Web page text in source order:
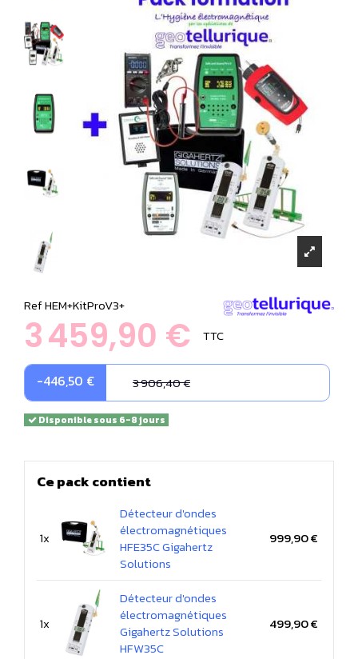
RefHEM+KitProV3+
3 459,90 € TTC
-446,50 € 3 906,40 €
Disponible sous 6-8 jours
Ce pack contient
1x
Détecteur d'ondes
électromagnétiques
HFE35C Gigahertz
Solutions
999,90 €
1x
Détecteur d'ondes
électromagnétiques
Gigahertz Solutions
HFW35C
499,90 €